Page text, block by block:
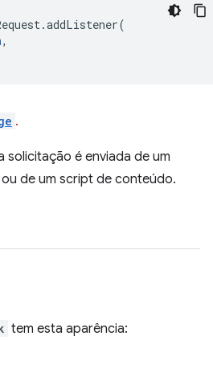
.addListener(
,
.
solicitação é enviada de um
de um script de conteúdo.
tem esta aparência: